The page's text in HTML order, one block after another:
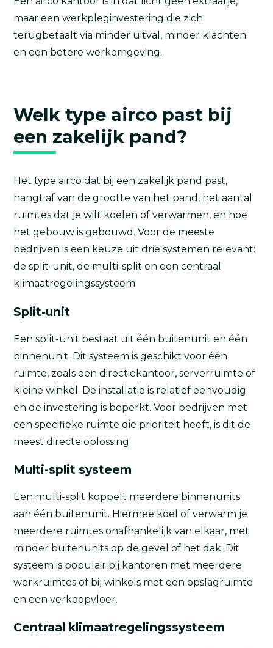
maar een werkpleginvestering die zich
terugbetaalt via minder uitval, minder klachten
en een betere werkomgeving.
Welk type airco past bij
een zakelijk pand?
Het type airco dat bij een zakelijk pand past,
hangt af van de grootte van het pand, het aantal
ruimtes dat je wilt koelen of verwarmen, en hoe
het gebouw is gebouwd. Voor de meeste
bedrijven is een keuze uit drie systemen relevant:
de split-unit, de multi-split en een centraal
klimaatregelingssysteem.
Split-unit
Een split-unit bestaat uit één buitenunit en één
binnenunit. Dit systeem is geschikt voor één
ruimte, zoals een directiekantoor, serverruimte of
kleine winkel. De installatie is relatief eenvoudig
en de investering is beperkt. Voor bedrijven met
een specifieke ruimte die prioriteit heeft, is dit de
meest directe oplossing.
Multi-split systeem
Een multi-split koppelt meerdere binnenunits
aan één buitenunit. Hiermee koel of verwarm je
meerdere ruimtes onafhankelijk van elkaar, met
minder buitenunits op de gevel of het dak. Dit
systeem is populair bij kantoren met meerdere
werkruimtes of bij winkels met een opslagruimte
en een verkoopvloer.
Centraal klimaatregelingssysteem